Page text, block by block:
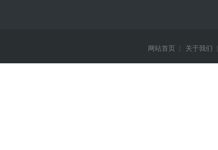
网站首页 关于我们